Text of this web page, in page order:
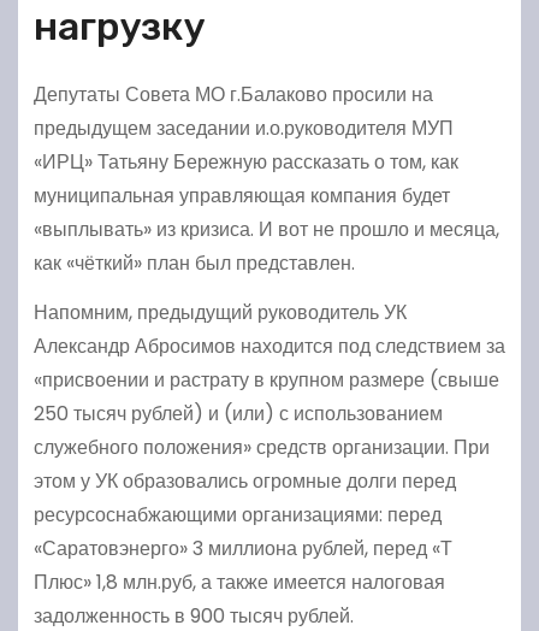
нагрузку
Депутаты Совета МО г.Балаково просили на
предыдущем заседании и.о.руководителя МУП
«ИРЦ» Татьяну Бережную рассказать о том, как
муниципальная управляющая компания будет
«выплывать» из кризиса. И вот не прошло и месяца,
как «чёткий» план был представлен.
Напомним, предыдущий руководитель УК
Александр Абросимов находится под следствием за
«присвоении и растрату в крупном размере (свыше
250 тысяч рублей) и (или) с использованием
служебного положения» средств организации. При
этом у УК образовались огромные долги перед
ресурсоснабжающими организациями: перед
«Саратовэнерго» 3 миллиона рублей, перед «Т
Плюс» 1,8 млн.руб, а также имеется налоговая
задолженность в 900 тысяч рублей.